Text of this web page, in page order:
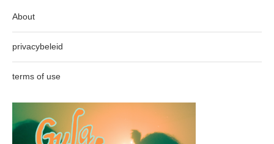
About
privacybeleid
terms of use